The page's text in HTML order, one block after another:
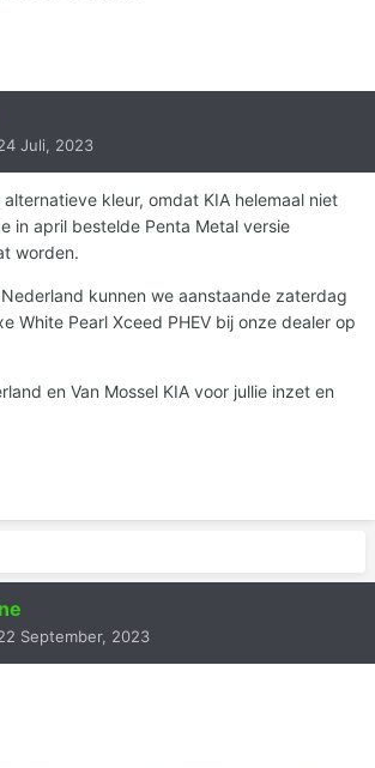
Juli, 2023
kleur, omdat KIA helemaal niet
in april bestelde Penta Metal versie
worden.
kunnen we aanstaande zaterdag
White Pearl Xceed PHEV bij onze dealer op
en Van Mossel KIA voor jullie inzet en
September, 2023